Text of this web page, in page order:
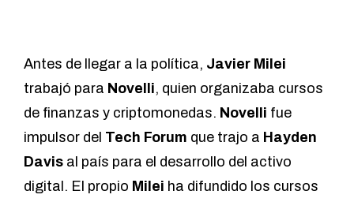
Antes de llegar a la política, Javier Milei
trabajó para Novelli, quien organizaba cursos
de finanzas y criptomonedas. Novelli fue
impulsor del Tech Forum que trajo a Hayden
Davis al país para el desarrollo del activo
digital. El propio Milei ha difundido los cursos